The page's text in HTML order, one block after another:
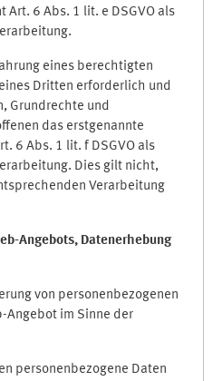
Art. 6 Abs. 1 lit. e DSGVO als
eines berechtigten
Dritten erforderlich und
Grundrechte und
das erstgenannte
6 Abs. 1 lit. f DSGVO als
Dies gilt nicht,
Verarbeitung
Angebots, Datenerhebung
von personenbezogenen
Angebot im Sinne der
personenbezogene Daten